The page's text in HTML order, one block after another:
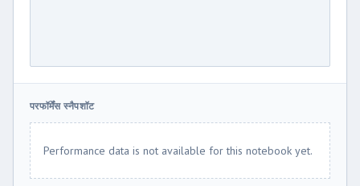
परफॉर्मेंस स्नैपशॉट
Performance data is not available for this notebook yet.